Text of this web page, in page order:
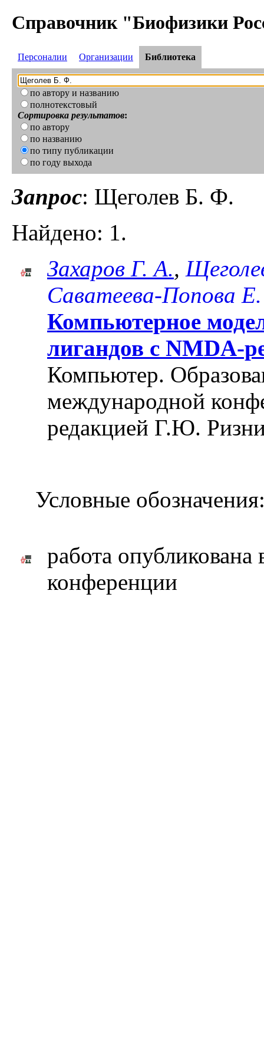
Справочник "Биофизики
Персоналии Организации Библиотека
по автору и названию
полнотекстовый
Сортировка результатов:
по автору
по названию
по типу публикации
по году выхода
Запрос: Щеголев Б. Ф.
Найдено: 1.
Захаров Г. А.,
Саватеева-Попова
Компьютерное
лигандов с NMDA-
Компьютер.
международной
редакцией Г.Ю.
Условные
работа опубликована
конференции